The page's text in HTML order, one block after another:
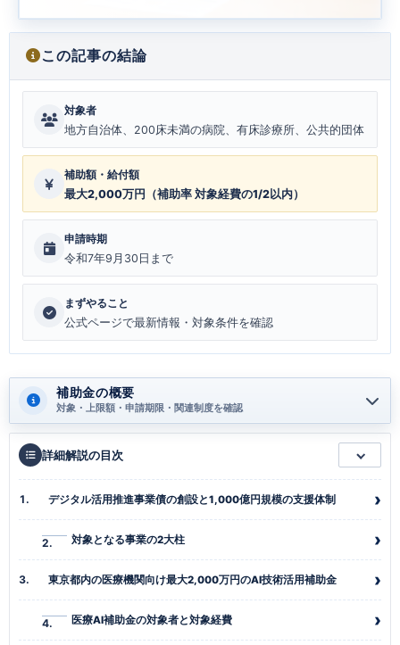
この記事の結論
対象者
地方自治体、200床未満の病院、有床診療所、公共的団体
補助額・給付額
最大2,000万円（補助率 対象経費の1/2以内）
申請時期
令和7年9月30日まで
まずやること
公式ページで最新情報・対象条件を確認
補助金の概要
対象・上限額・申請期限・関連制度を確認
詳細解説の目次
デジタル活用推進事業債の創設と1,000億円規模の支援体制
対象となる事業の2大柱
東京都内の医療機関向け最大2,000万円のAI技術活用補助金
医療AI補助金の対象者と対象経費